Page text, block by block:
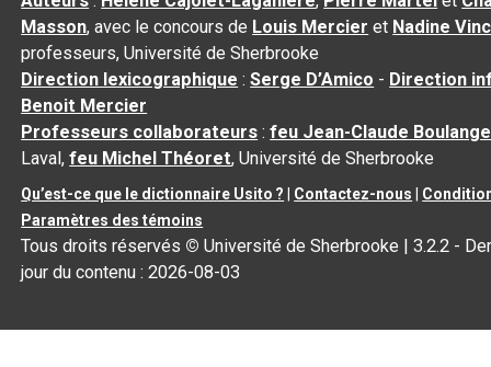
Masson, avec le concours de Louis Mercier et Nadine
professeurs, Université de Sherbrooke
Direction lexicographique :Serge D’Amico - Direction
Benoit Mercier
Professeurs collaborateurs :feu Jean-Claude
Laval,feu Michel Théoret, Université de Sherbrooke
Qu’est-ce que le dictionnaire Usito ? Contactez-nous
Paramètres des témoins
Tous droits réservés © Université de Sherbrooke |3.2.2 -
jour du contenu :2026-08-03